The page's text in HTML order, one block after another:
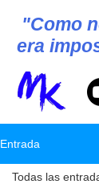
"Como
era
Entrada
Todas las